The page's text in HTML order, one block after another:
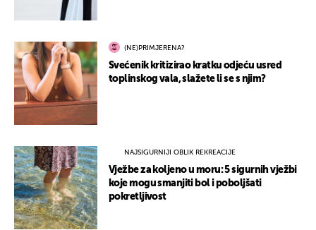
(NE)PRIMJERENA?
Svećenik kritizirao kratku odjeću usred
toplinskog vala, slažete li se s njim?
NAJSIGURNIJI OBLIK REKREACIJE
Vježbe za koljeno u moru: 5 sigurnih vježbi
koje mogu smanjiti bol i poboljšati
pokretljivost